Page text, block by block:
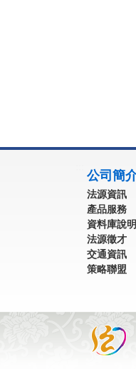
公司簡
法源資訊
產品服務
資料庫說明
法源徵才
交通資訊
策略聯盟